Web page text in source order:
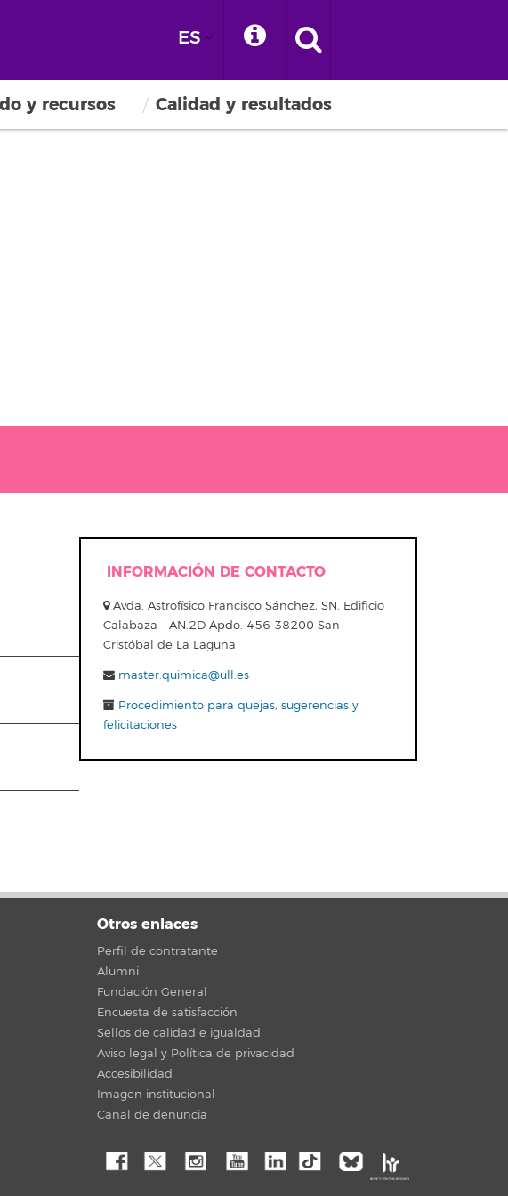
ES
y recursos Calidad y resultados
INFORMACIÓN DE CONTACTO
Avda. Astrofísico Francisco Sánchez, SN. Edificio
Calabaza – AN.2D Apdo. 456 38200 San
Cristóbal de La Laguna
master.quimica@ull.es
Procedimiento para quejas, sugerencias y
felicitaciones
Otros enlaces
Perfil de contratante
Alumni
Fundación General
Encuesta de satisfacción
Sellos de calidad e igualdad
Aviso legal y Política de privacidad
Accesibilidad
Imagen institucional
Canal de denuncia